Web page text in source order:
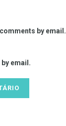
by email.
email.